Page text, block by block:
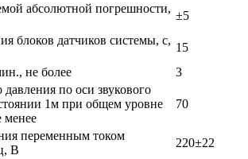
абсолютной погрешности,
±5
блоков датчиков системы, с,
15
не более
3
давления по оси звукового
1м при общем уровне
менее
70
переменным током
В
220±22